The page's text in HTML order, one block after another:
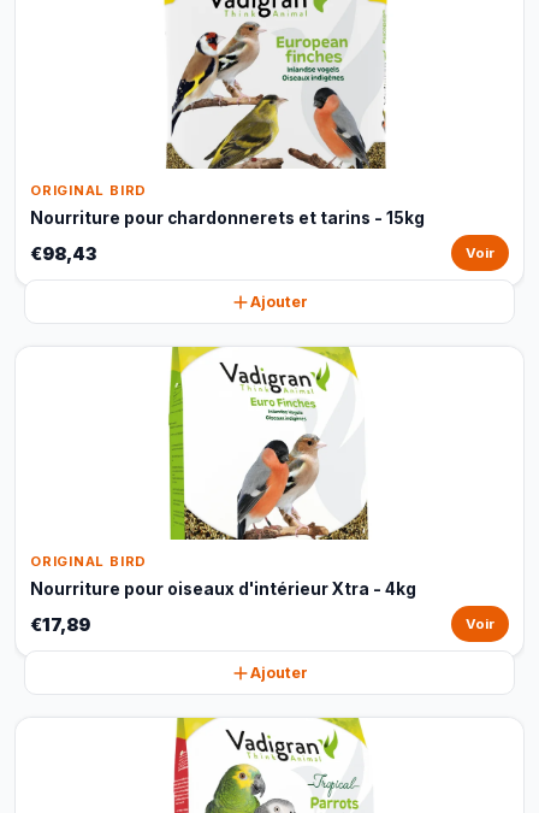
ORIGINAL BIRD
Nourriture pour chardonnerets et tarins - 15kg
€98,43 Voir
Ajouter
ORIGINAL BIRD
Nourriture pour oiseaux d'intérieur Xtra - 4kg
€17,89 Voir
Ajouter